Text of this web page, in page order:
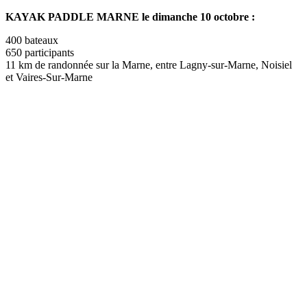
KAYAK PADDLE MARNE le dimanche 10 octobre :
400 bateaux
650 participants
11 km de randonnée sur la Marne, entre Lagny-sur-Marne, Noisiel
et Vaires-Sur-Marne